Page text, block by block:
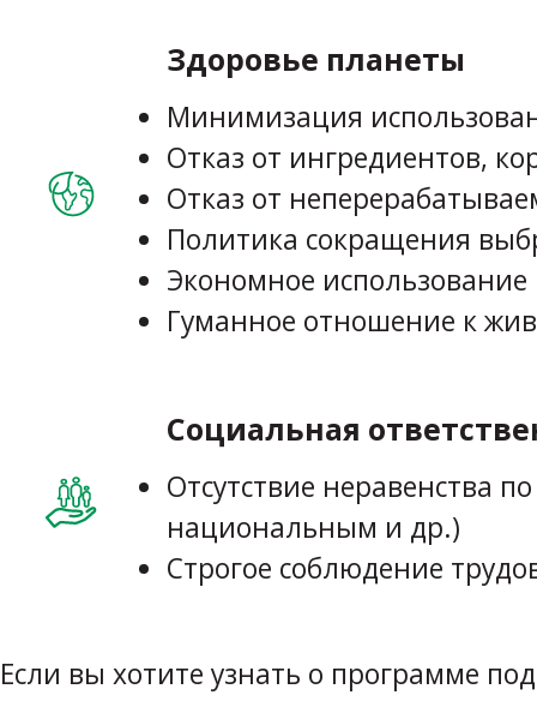
Здоровье планеты
Минимизация
Отказ от ингредиентов,
Отказ от
Политика сокращения
Экономное
Гуманное отношение к
Социальная
Отсутствие неравенства
национальным и др.)
Строгое соблюдение
Если вы хотите узнать о программе